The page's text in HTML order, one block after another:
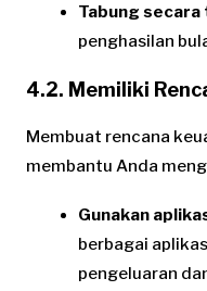
Tabung
penghasilan
4.2. Memiliki
Membuat rencana
membantu Anda
Gunakan
berbagai
pengeluaran